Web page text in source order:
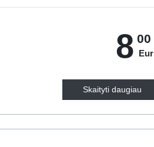
8 00
Eur
Skaityti daugiau